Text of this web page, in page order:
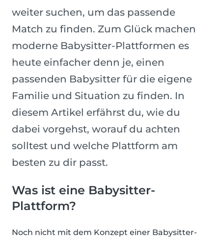
weiter suchen, um das passende
Match zu finden. Zum Glück machen
moderne Babysitter-Plattformen es
heute einfacher denn je, einen
passenden Babysitter für die eigene
Familie und Situation zu finden. In
diesem Artikel erfährst du, wie du
dabei vorgehst, worauf du achten
solltest und welche Plattform am
besten zu dir passt.
Was ist eine Babysitter-
Plattform?
Noch nicht mit dem Konzept einer Babysitter-